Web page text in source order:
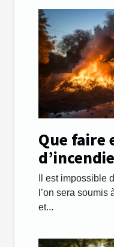
Que faire
Il est impossible
l’on sera
et...